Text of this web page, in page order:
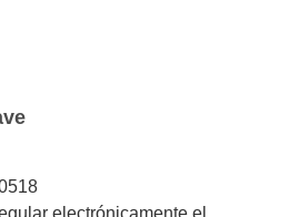
electrónicamente el